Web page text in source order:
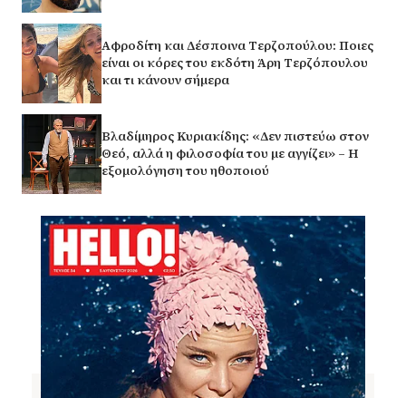
Αφροδίτη και Δέσποινα Τερζοπούλου: Ποιες
είναι οι κόρες του εκδότη Άρη Τερζόπουλου
και τι κάνουν σήμερα
Βλαδίμηρος Κυριακίδης: «Δεν πιστεύω στον
Θεό, αλλά η φιλοσοφία του με αγγίζει» – Η
εξομολόγηση του ηθοποιού